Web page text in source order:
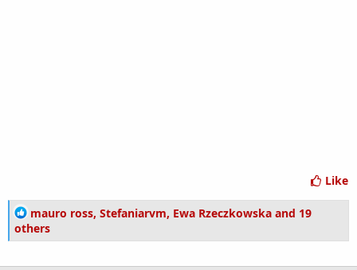
Like
R
e
a
mauro ross, Stefaniarvm, Ewa Rzeczkowska and 19
others